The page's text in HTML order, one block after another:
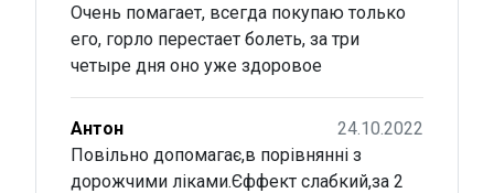
Очень помагает, всегда покупаю только
его, горло перестает болеть, за три
четыре дня оно уже здоровое
Антон
24.10.2022
Повільно допомагає,в порівнянні з
дорожчими ліками.Єффект слабкий,за 2